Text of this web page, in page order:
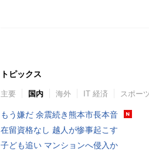
トピックス
主要 国内 海外 IT 経済 スポー
もう嫌だ 余震続き熊本市長本音
在留資格なし 越人が惨事起こす
子ども追い マンションへ侵入か